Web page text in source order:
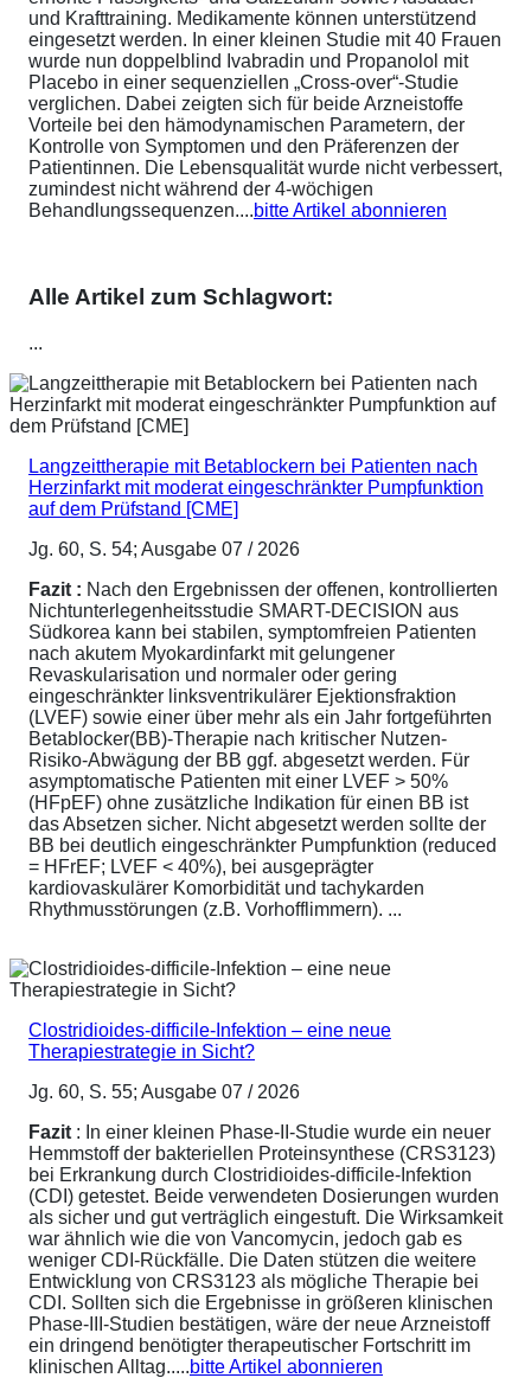
und Krafttraining. Medikamente können unterstützend
eingesetzt werden. In einer kleinen Studie mit 40 Frauen
wurde nun doppelblind Ivabradin und Propanolol mit
Placebo in einer sequenziellen „Cross-over“-Studie
verglichen. Dabei zeigten sich für beide Arzneistoffe
Vorteile bei den hämodynamischen Parametern, der
Kontrolle von Symptomen und den Präferenzen der
Patientinnen. Die Lebensqualität wurde nicht verbessert,
zumindest nicht während der 4-wöchigen
Behandlungssequenzen....bitte Artikel abonnieren
Alle Artikel zum Schlagwort:
...
Langzeittherapie mit Betablockern bei Patienten nach
Herzinfarkt mit moderat eingeschränkter Pumpfunktion
auf dem Prüfstand [CME]
Jg. 60, S. 54; Ausgabe 07 / 2026
Fazit : Nach den Ergebnissen der offenen, kontrollierten
Nichtunterlegenheitsstudie SMART-DECISION aus
Südkorea kann bei stabilen, symptomfreien Patienten
nach akutem Myokardinfarkt mit gelungener
Revaskularisation und normaler oder gering
eingeschränkter linksventrikulärer Ejektionsfraktion
(LVEF) sowie einer über mehr als ein Jahr fortgeführten
Betablocker(BB)-Therapie nach kritischer Nutzen-
Risiko-Abwägung der BB ggf. abgesetzt werden. Für
asymptomatische Patienten mit einer LVEF > 50%
(HFpEF) ohne zusätzliche Indikation für einen BB ist
das Absetzen sicher. Nicht abgesetzt werden sollte der
BB bei deutlich eingeschränkter Pumpfunktion (reduced
= HFrEF; LVEF < 40%), bei ausgeprägter
kardiovaskulärer Komorbidität und tachykarden
Rhythmusstörungen (z.B. Vorhofflimmern). ...
Clostridioides-difficile-Infektion – eine neue
Therapiestrategie in Sicht?
Jg. 60, S. 55; Ausgabe 07 / 2026
Fazit : In einer kleinen Phase-II-Studie wurde ein neuer
Hemmstoff der bakteriellen Proteinsynthese (CRS3123)
bei Erkrankung durch Clostridioides-difficile-Infektion
(CDI) getestet. Beide verwendeten Dosierungen wurden
als sicher und gut verträglich eingestuft. Die Wirksamkeit
war ähnlich wie die von Vancomycin, jedoch gab es
weniger CDI-Rückfälle. Die Daten stützen die weitere
Entwicklung von CRS3123 als mögliche Therapie bei
CDI. Sollten sich die Ergebnisse in größeren klinischen
Phase-III-Studien bestätigen, wäre der neue Arzneistoff
ein dringend benötigter therapeutischer Fortschritt im
klinischen Alltag.....bitte Artikel abonnieren